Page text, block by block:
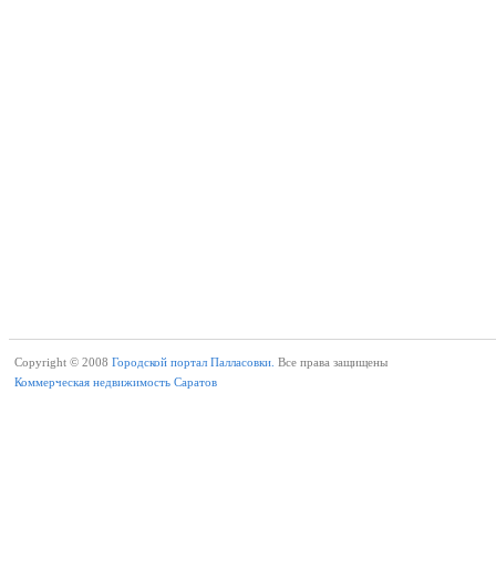
Copyright © 2008 Городской портал Палласовки. Все права защищены
Коммерческая недвижимость Саратов